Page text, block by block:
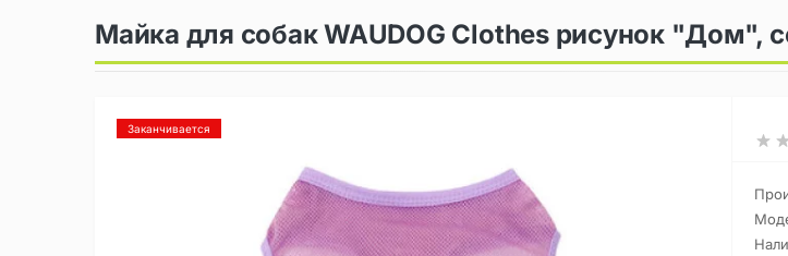
Майка для собак WAUDOG Clothes рисунок "Дом",
Заканчивается